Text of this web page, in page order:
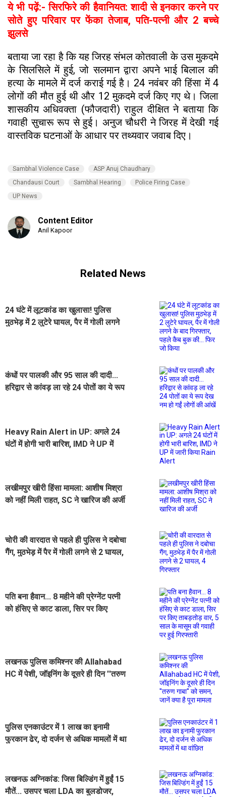
ये भी पढ़ें:- सिरफिरे की हैवानियत: शादी से इनकार करने पर
सोते हुए परिवार पर फेंका तेजाब, पति-पत्नी और 2 बच्चे
झुलसे
बताया जा रहा है कि यह जिरह संभल कोतवाली के उस मुकदमे
के सिलसिले में हुई, जो सलमान द्वारा अपने भाई बिलाल की
हत्या के मामले में दर्ज कराई गई है। 24 नवंबर की हिंसा में 4
लोगों की मौत हुई थी और 12 मुकदमे दर्ज किए गए थे। जिला
शासकीय अधिवक्ता (फौजदारी) राहुल दीक्षित ने बताया कि
गवाही सुचारू रूप से हुई। अनुज चौधरी ने जिरह में देखी गई
वास्तविक घटनाओं के आधार पर तथ्यवार जवाब दिए।
Sambhal Violence Case
ASP Anuj Chaudhary
Chandausi Court
Sambhal Hearing
Police Firing Case
UP News
Content Editor
Anil Kapoor
Related News
24 घंटे में लूटकांड का खुलासा! पुलिस
मुठभेड़ में 2 लुटेरे घायल, पैर में गोली लगने
कंधों पर पालकी और 95 साल की दादी...
हरिद्वार से कांवड़ ला रहे 24 पोतों का ये रूप
Heavy Rain Alert in UP: अगले 24
घंटों में होगी भारी बारिश, IMD ने UP में
लखीमपुर खीरी हिंसा मामला: आशीष मिश्रा
को नहीं मिली राहत, SC ने खारिज की अर्जी
चोरी की वारदात से पहले ही पुलिस ने दबोचा
गैंग, मुठभेड़ में पैर में गोली लगने से 2 घायल,
पति बना हैवान... 8 महीने की प्रेग्नेंट पत्नी
को हंसिए से काट डाला, सिर पर किए
लखनऊ पुलिस कमिश्नर की Allahabad
HC में पेशी, जॉइनिंग के दूसरे ही दिन ''तरुण
पुलिस एनकाउंटर में 1 लाख का इनामी
फुरकान ढेर, दो दर्जन से अधिक मामलों में था
लखनऊ अग्निकांड: जिस बिल्डिंग में हुईं 15
मौतें... उसपर चला LDA का बुलडोजर,